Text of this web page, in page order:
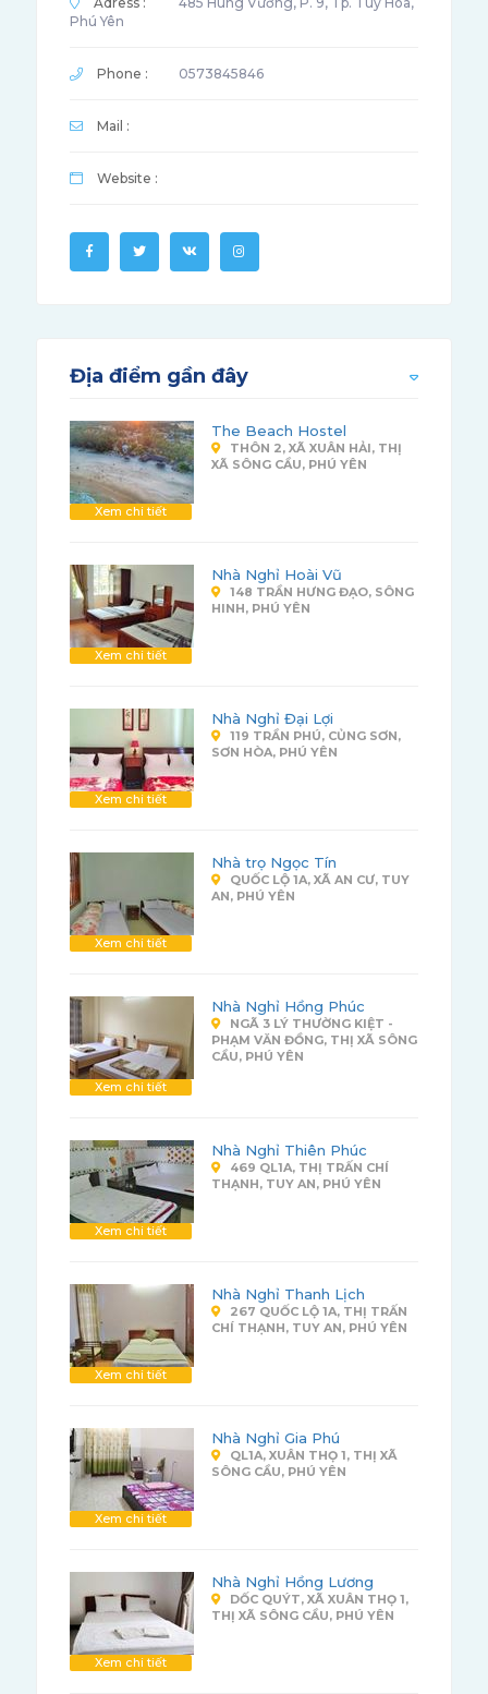
Phú Yên
Phone : 0573845846
Mail :
Website :
Địa điểm gần đây
Xem chi tiết
The Beach Hostel
THÔN 2, XÃ XUÂN HẢI, THỊ
XÃ SÔNG CẦU, PHÚ YÊN
Xem chi tiết
Nhà Nghỉ Hoài Vũ
148 TRẦN HƯNG ĐẠO, SÔNG
HINH, PHÚ YÊN
Xem chi tiết
Nhà Nghỉ Đại Lợi
119 TRẦN PHÚ, CỦNG SƠN,
SƠN HÒA, PHÚ YÊN
Xem chi tiết
Nhà trọ Ngọc Tín
QUỐC LỘ 1A, XÃ AN CƯ, TUY
AN, PHÚ YÊN
Xem chi tiết
Nhà Nghỉ Hồng Phúc
NGÃ 3 LÝ THƯỜNG KIỆT -
PHẠM VĂN ĐỒNG, THỊ XÃ SÔNG
CẦU, PHÚ YÊN
Xem chi tiết
Nhà Nghỉ Thiên Phúc
469 QL1A, THỊ TRẤN CHÍ
THẠNH, TUY AN, PHÚ YÊN
Xem chi tiết
Nhà Nghỉ Thanh Lịch
267 QUỐC LỘ 1A, THỊ TRẤN
CHÍ THẠNH, TUY AN, PHÚ YÊN
Xem chi tiết
Nhà Nghỉ Gia Phú
QL1A, XUÂN THỌ 1, THỊ XÃ
SÔNG CẦU, PHÚ YÊN
Xem chi tiết
Nhà Nghỉ Hồng Lương
DỐC QUÝT, XÃ XUÂN THỌ 1,
THỊ XÃ SÔNG CẦU, PHÚ YÊN